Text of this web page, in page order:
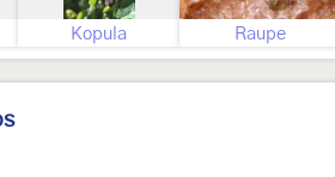
Kopula Raupe